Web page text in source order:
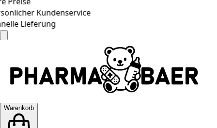
Kundenservice
Lieferung
Warenkorb